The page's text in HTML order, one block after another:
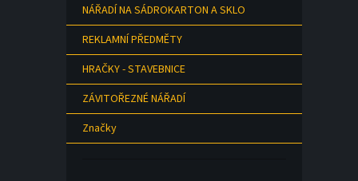
NÁŘADÍ NA SÁDROKARTON A SKLO
REKLAMNÍ PŘEDMĚTY
HRAČKY - STAVEBNICE
ZÁVITOŘEZNÉ NÁŘADÍ
Značky